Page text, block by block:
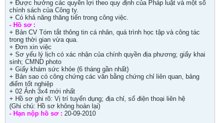
+ Được hưởng các quyền lợi theo quy định của Pháp luật và một số
chính sách của Công ty.
+ Có khả năng thăng tiến trong công việc.
- Hồ sơ :
+ Bản CV Tóm tắt thông tin cá nhân, quá trình học tập và công tác
trong thời gian vừa qua.
+ Đơn xin việc
+ Sơ yếu lý lịch có xác nhận của chính quyền địa phương; giấy khai
sinh; CMND photo
+ Giấy khám sức khỏe (6 tháng gần nhất)
+ Bản sao có công chứng các văn bằng chứng chỉ liên quan, bảng
điểm tốt nghiệp
+ 02 Ảnh 3x4 mới nhất
+ Hồ sơ ghi rõ: Vị trí tuyển dụng; địa chỉ, số điện thoại liên hệ
(Ghi chú: Hồ sơ không hoàn lại)
- Hạn nộp hồ sơ : 20-09-2010